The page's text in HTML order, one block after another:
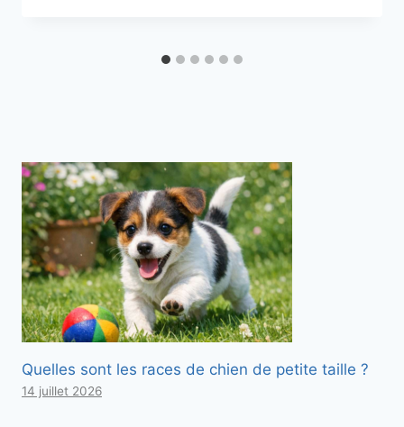
Quelles sont les races de chien de petite taille ?
14 juillet 2026